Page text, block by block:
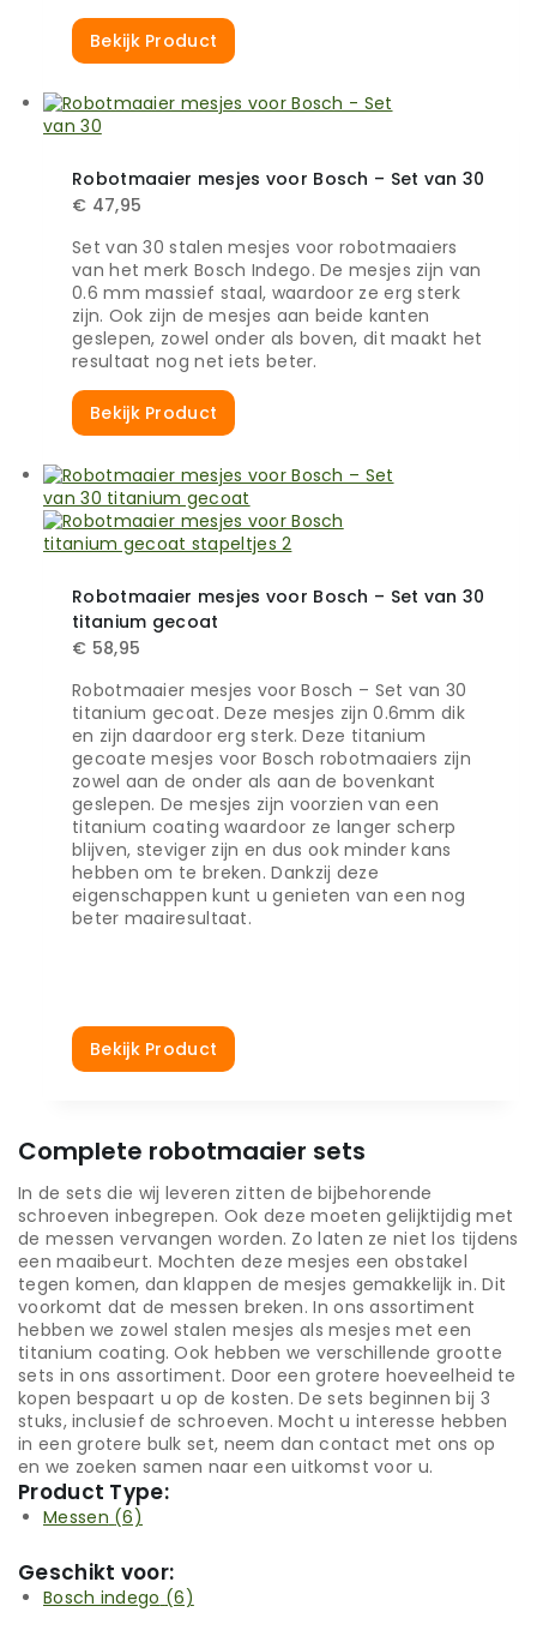
Bekijk Product
Robotmaaier mesjes voor Bosch – Set van 30
€ 47,95
Set van 30 stalen mesjes voor robotmaaiers
van het merk Bosch Indego. De mesjes zijn van
0.6 mm massief staal, waardoor ze erg sterk
zijn. Ook zijn de mesjes aan beide kanten
geslepen, zowel onder als boven, dit maakt het
resultaat nog net iets beter.
Bekijk Product
Robotmaaier mesjes voor Bosch – Set van 30
titanium gecoat
€ 58,95
Robotmaaier mesjes voor Bosch – Set van 30
titanium gecoat. Deze mesjes zijn 0.6mm dik
en zijn daardoor erg sterk. Deze titanium
gecoate mesjes voor Bosch robotmaaiers zijn
zowel aan de onder als aan de bovenkant
geslepen. De mesjes zijn voorzien van een
titanium coating waardoor ze langer scherp
blijven, steviger zijn en dus ook minder kans
hebben om te breken. Dankzij deze
eigenschappen kunt u genieten van een nog
beter maairesultaat.
Bekijk Product
Complete robotmaaier sets
In de sets die wij leveren zitten de bijbehorende
schroeven inbegrepen. Ook deze moeten gelijktijdig met
de messen vervangen worden. Zo laten ze niet los tijdens
een maaibeurt. Mochten deze mesjes een obstakel
tegen komen, dan klappen de mesjes gemakkelijk in. Dit
voorkomt dat de messen breken. In ons assortiment
hebben we zowel stalen mesjes als mesjes met een
titanium coating. Ook hebben we verschillende grootte
sets in ons assortiment. Door een grotere hoeveelheid te
kopen bespaart u op de kosten. De sets beginnen bij 3
stuks, inclusief de schroeven. Mocht u interesse hebben
in een grotere bulk set, neem dan contact met ons op
en we zoeken samen naar een uitkomst voor u.
Product Type:
Messen (6)
Geschikt voor:
Bosch indego (6)